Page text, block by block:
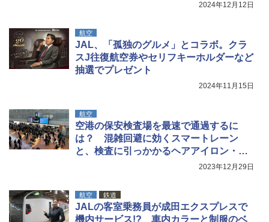
コンパクト iimono117 (ブルー)
￥3,080
2024年12月12日
航空
JAL、「孤独のグルメ」とコラボ。クラ
スJ往復航空券やセリフキーホルダーなど
抽選でプレゼント
2024年11月15日
航空
空港の保安検査場を最速で通過するに
は？ 混雑回避に効くスマートレーン
と、検査に引っかかるヘアアイロン・上
2023年12月29日
航空 鉄道
JALの客室乗務員が成田エクスプレスで
機内サービス!? 車内カラーと制服のベ